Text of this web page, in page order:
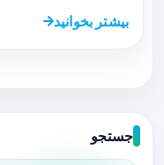
بیشتر بخوانید
جستجو